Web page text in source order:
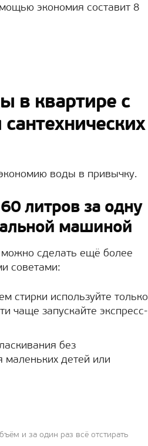
экономия составит 8
в квартире с
воды в привычку.
литров за одну
машиной
сделать ещё более
советами:
стирки используйте только
чаще запускайте экспресс-
без
маленьких детей или
и за один раз всё отстирать